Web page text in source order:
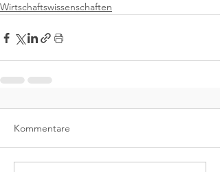
Wirtschaftswissenschaften
Kommentare